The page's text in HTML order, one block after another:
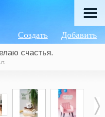
Добавить
Создать
счастья.